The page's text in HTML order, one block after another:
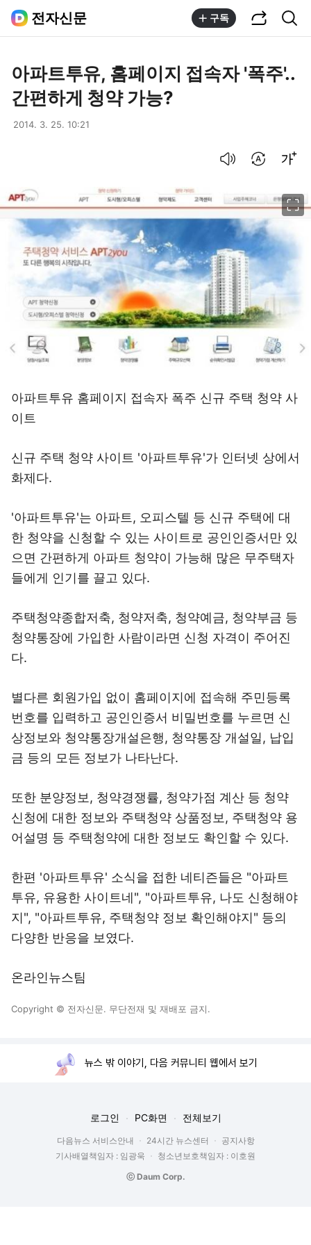
전자신문 구독
아파트투유, 홈페이지 접속자 '폭주'..
간편하게 청약 가능?
2014. 3. 25. 10:21
아파트투유 홈페이지 접속자 폭주 신규 주택 청약 사
이트
신규 주택 청약 사이트 '아파트투유'가 인터넷 상에서
화제다.
'아파트투유'는 아파트, 오피스텔 등 신규 주택에 대
한 청약을 신청할 수 있는 사이트로 공인인증서만 있
으면 간편하게 아파트 청약이 가능해 많은 무주택자
들에게 인기를 끌고 있다.
주택청약종합저축, 청약저축, 청약예금, 청약부금 등
청약통장에 가입한 사람이라면 신청 자격이 주어진
다.
별다른 회원가입 없이 홈페이지에 접속해 주민등록
번호를 입력하고 공인인증서 비밀번호를 누르면 신
상정보와 청약통장개설은행, 청약통장 개설일, 납입
금 등의 모든 정보가 나타난다.
또한 분양정보, 청약경쟁률, 청약가점 계산 등 청약
신청에 대한 정보와 주택청약 상품정보, 주택청약 용
어설명 등 주택청약에 대한 정보도 확인할 수 있다.
한편 '아파트투유' 소식을 접한 네티즌들은 "아파트
투유, 유용한 사이트네", "아파트투유, 나도 신청해야
지", "아파트투유, 주택청약 정보 확인해야지" 등의
다양한 반응을 보였다.
온라인뉴스팀
Copyright © 전자신문. 무단전재 및 재배포 금지.
뉴스 밖 이야기, 다음 커뮤니티 웹에서 보기
로그인 PC화면 전체보기
다음뉴스 서비스안내 24시간 뉴스센터
공지사항
기사배열책임자 : 임광욱
청소년보호책임자 : 이호원
ⓒ Daum Corp.